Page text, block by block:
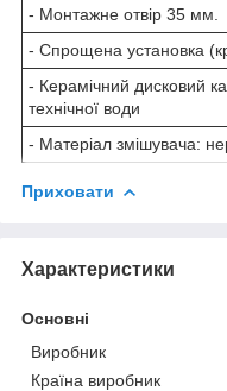
- Монтажне отвір 35 мм.
- Спрощена установка
- Керамічний дисковий
технічної води
- Матеріал змішувача:
Приховати
Характеристики
Основні
Виробник
Країна виробник